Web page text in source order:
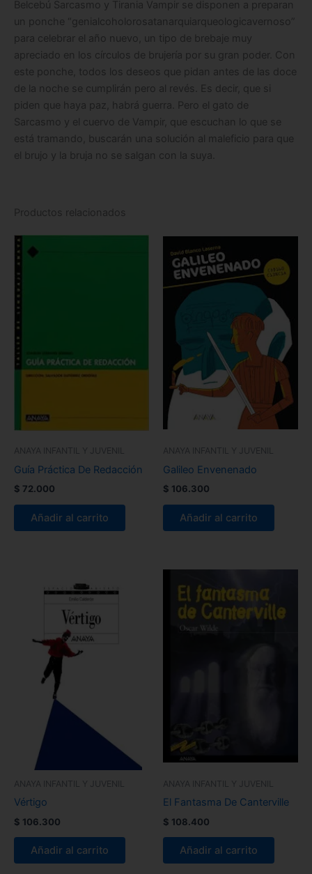
Belcebú Sarcasmo y Tirania Vampir se disponen a preparan
un ponche “genialcoholorosatanarquiarqueologicavernoso”
para celebrar el año nuevo, un tipo de brebaje muy
apreciado en los círculos de brujería por su gran poder. Con
este ponche, todos los deseos que pidan antes de las doce
de la noche se cumplirán pero al revés. Es decir, que si
piden que haya paz, habrá guerra. Pero el gato de
Sarcasmo y el cuervo de Vampir, que escuchan lo que se
está tramando, buscarán una solución al maleficio para que
el brujo y la bruja no se salgan con la suya.
Productos relacionados
ANAYA INFANTIL Y JUVENIL
Guía Práctica De Redacción
$ 72.000
Añadir al carrito
ANAYA INFANTIL Y JUVENIL
Galileo Envenenado
$ 106.300
Añadir al carrito
ANAYA INFANTIL Y JUVENIL
Vértigo
$ 106.300
Añadir al carrito
ANAYA INFANTIL Y JUVENIL
El Fantasma De Canterville
$ 108.400
Añadir al carrito